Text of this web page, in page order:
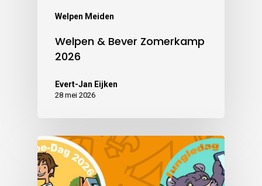
Welpen Meiden
Welpen & Bever Zomerkamp
2026
Evert-Jan Eijken
28 mei 2026